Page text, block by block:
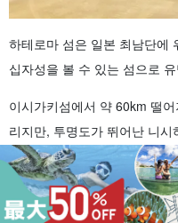
하테로마 섬은 일본 최남단에
십자성을 볼 수 있는 섬으로
이시가키섬에서 약 60km 떨
리지만, 투명도가 뛰어난 니
매력이 있습니다☆!
또한, 하테로마 섬으로 가는
습니다◎.